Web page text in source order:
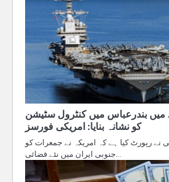
میں بندرعباس میں کنٹرول سٹیشن
کو نشانہ بنایا: امریکی فورسز
نے رپورٹ کیا ہے کہ امریکہ نے جمعرات کو
جنوبی ایران میں نئے فضائی…